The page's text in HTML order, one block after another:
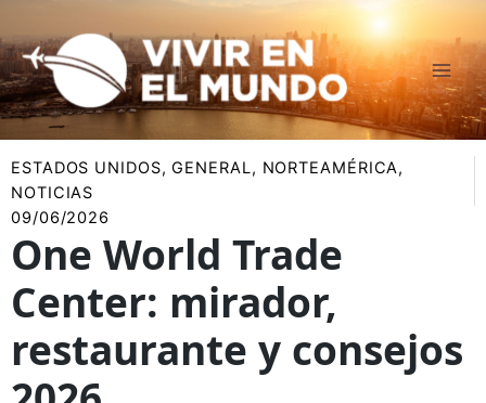
al
contenido
ESTADOS UNIDOS,GENERAL, NORTEAMÉRICA,
NOTICIAS
09/06/2026
One World Trade
Center: mirador,
restaurante y consejos